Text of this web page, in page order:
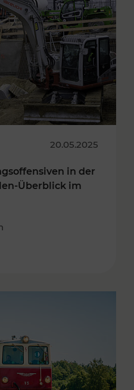
20.05.2025
in der
Überblick im